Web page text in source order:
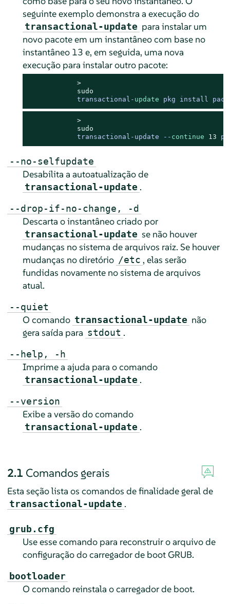
seguinte exemplo demonstra a execução do
transactional-update para instalar um
novo pacote em um instantâneo com base no
instantâneo 13 e, em seguida, uma nova
execução para instalar outro pacote:
>
sudo
transactional - update pkg install
>
sudo
transactional-update -- continue 13
--no-selfupdate
Desabilita a autoatualização de
transactional-update .
--drop-if-no-change, -d
Descarta o instantâneo criado por
transactional-update se não houver
mudanças no sistema de arquivos raiz. Se houver
mudanças no diretório /etc , elas serão
fundidas novamente no sistema de arquivos
atual.
--quiet
O comando transactional-update não
gera saída para stdout .
--help, -h
Imprime a ajuda para o comando
transactional-update .
--version
Exibe a versão do comando
transactional-update .
2.1 Comandos gerais
Esta seção lista os comandos de finalidade geral de
transactional-update .
grub.cfg
Use esse comando para reconstruir o arquivo de
configuração do carregador de boot GRUB.
bootloader
O comando reinstala o carregador de boot.